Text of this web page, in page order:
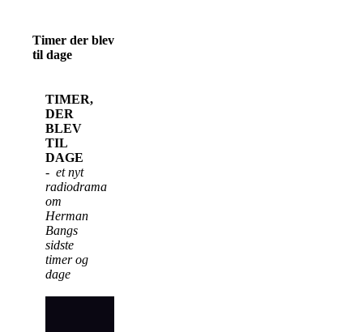
Timer der blev
til dage
TIMER,
DER
BLEV
TIL
DAGE
- et nyt
radiodrama
om
Herman
Bangs
sidste
timer og
dage